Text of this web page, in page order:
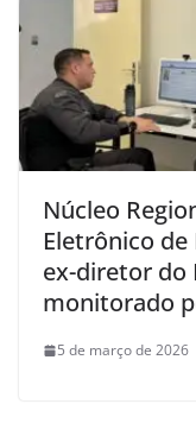
Núcleo
Eletrônico
ex-diretor do
monitorado
5 de março de 2026